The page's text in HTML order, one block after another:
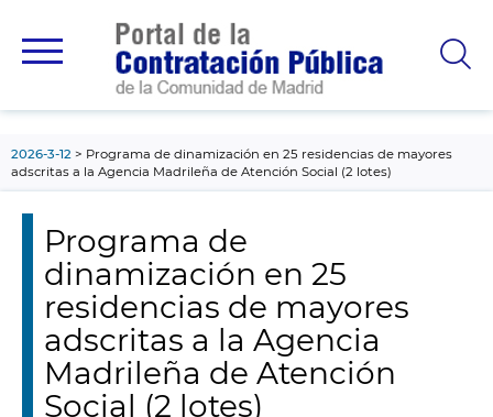
principal
2026-3-12
Programa de dinamización en 25 residencias de mayores
adscritas a la Agencia Madrileña de Atención Social (2 lotes)
Programa de
dinamización en 25
residencias de mayores
adscritas a la Agencia
Madrileña de Atención
Social (2 lotes)